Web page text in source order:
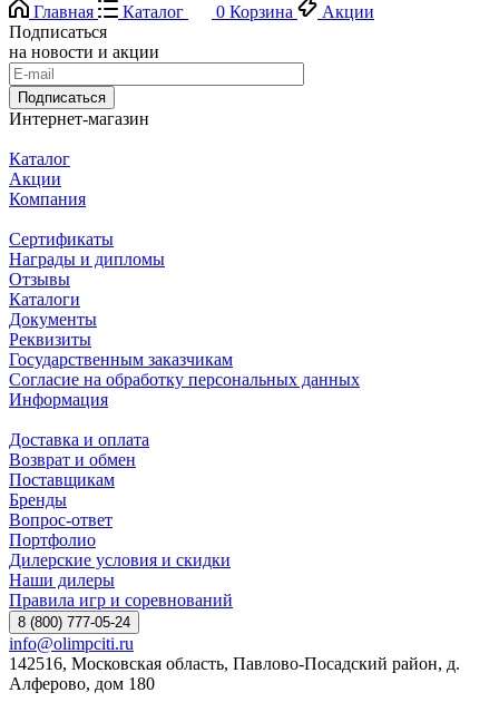
Главная
Каталог 0 Корзина
Акции
Подписаться
на новости и акции
Подписаться
Интернет-магазин
Каталог
Акции
Компания
Сертификаты
Награды и дипломы
Отзывы
Каталоги
Документы
Реквизиты
Государственным заказчикам
Согласие на обработку персональных данных
Информация
Доставка и оплата
Возврат и обмен
Поставщикам
Бренды
Вопрос-ответ
Портфолио
Дилерские условия и скидки
Наши дилеры
Правила игр и соревнований
8 (800) 777-05-24
info@olimpciti.ru
142516, Московская область, Павлово-Посадский район, д.
Алферово, дом 180